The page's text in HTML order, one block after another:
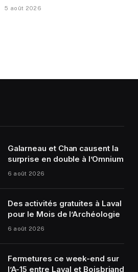
5 août 2026
Galarneau et Chan causent la
surprise en double à l’Omnium
6 août 2026
Des activités gratuites à Laval
pour le Mois de l’Archéologie
6 août 2026
Fermetures ce week-end sur
l’A-15 entre Laval et Boisbriand